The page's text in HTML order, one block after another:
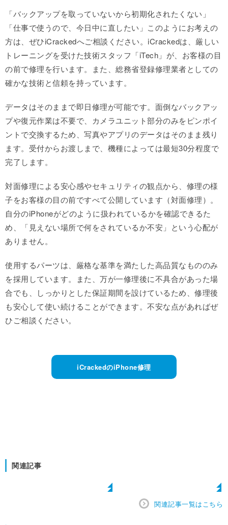
「バックアップを取っていないから初期化されたくない」
「仕事で使うので、今日中に直したい」このようにお考えの
方は、ぜひiCrackedへご相談ください。iCrackedは、厳しい
トレーニングを受けた技術スタッフ「iTech」が、お客様の目
の前で修理を行います。また、総務省登録修理業者としての
確かな技術と信頼を持っています。
データはそのままで即日修理が可能です。面倒なバックアッ
プや復元作業は不要で、カメラユニット部分のみをピンポイ
ントで交換するため、写真やアプリのデータはそのまま残り
ます。受付からお渡しまで、機種によっては最短30分程度で
完了します。
対面修理による安心感やセキュリティの観点から、修理の様
子をお客様の目の前ですべて公開しています（対面修理）。
自分のiPhoneがどのように扱われているかを確認できるた
め、「見えない場所で何をされているか不安」という心配が
ありません。
使用するパーツは、厳格な基準を満たした高品質なもののみ
を採用しています。また、万が一修理後に不具合があった場
合でも、しっかりとした保証期間を設けているため、修理後
も安心して使い続けることができます。不安な点があればぜ
ひご相談ください。
iCrackedのiPhone修理
関連記事
関連記事一覧はこちら